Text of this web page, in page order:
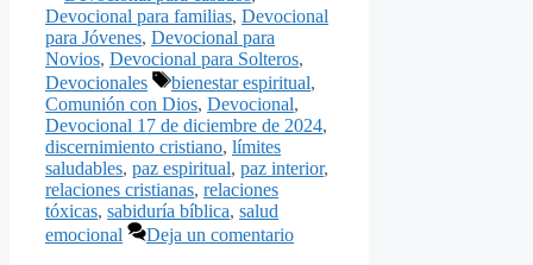
Devocional para familias, Devocional
para Jóvenes, Devocional para
Novios, Devocional para Solteros,
Devocionales
Etiquetas
bienestar espiritual,
Comunión con Dios, Devocional,
Devocional 17 de diciembre de 2024,
discernimiento cristiano, límites
saludables, paz espiritual, paz interior,
relaciones cristianas, relaciones
tóxicas, sabiduría bíblica, salud
emocional
Deja un comentario